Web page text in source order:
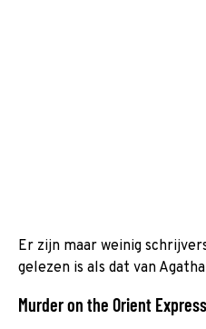
Er zijn maar weinig
gelezen is als dat van
Murder on the Orient Express